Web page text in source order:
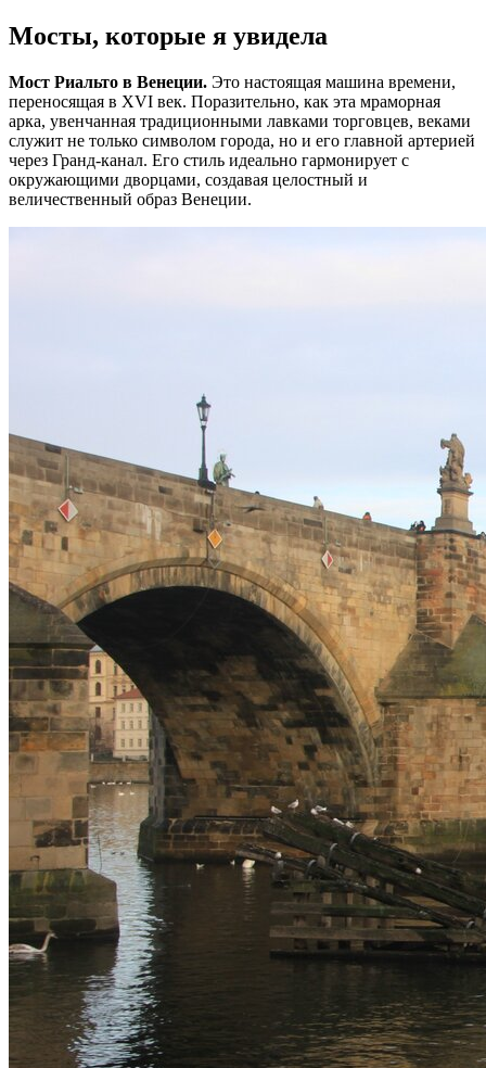
Мосты, которые я увидела
Мост Риальто в Венеции. Это настоящая машина времени,
переносящая в XVI век. Поразительно, как эта мраморная
арка, увенчанная традиционными лавками торговцев, веками
служит не только символом города, но и его главной артерией
через Гранд-канал. Его стиль идеально гармонирует с
окружающими дворцами, создавая целостный и
величественный образ Венеции.